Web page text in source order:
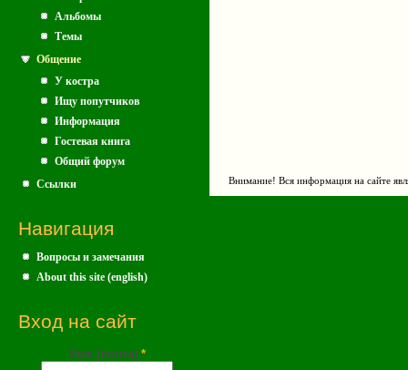
Альбомы
Темы
Общение
У костра
Ищу попутчиков
Информация
Гостевая книга
Общий форум
Ссылки
Навигация
Вопросы и замечания
About this site (english)
Вход на сайт
Имя (почта) *
Внимание! Вся информация на сайте